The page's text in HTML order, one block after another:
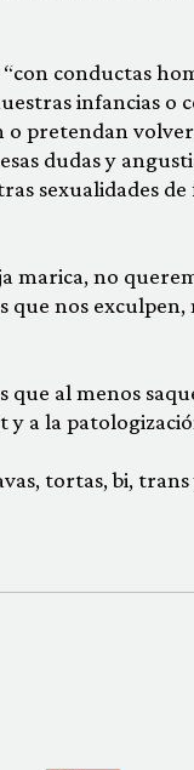
conductas
infancias o
o pretendan
dudas y
sexualidades
marica, no
que nos
que al menos
y a la
tortas, bi,